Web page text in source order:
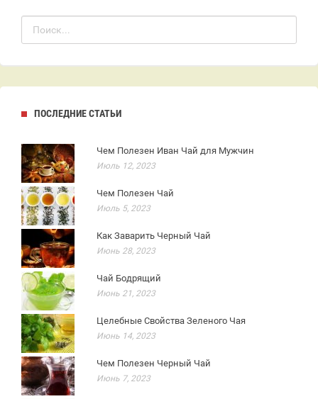
ПОСЛЕДНИЕ СТАТЬИ
Чем Полезен Иван Чай для Мужчин
Июль 12, 2023
Чем Полезен Чай
Июль 5, 2023
Как Заварить Черный Чай
Июнь 28, 2023
Чай Бодрящий
Июнь 21, 2023
Целебные Свойства Зеленого Чая
Июнь 14, 2023
Чем Полезен Черный Чай
Июнь 7, 2023